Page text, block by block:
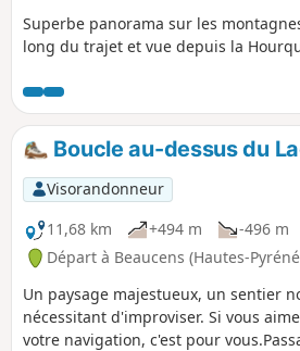
Superbe panorama sur les
long du trajet et vue depuis la
Boucle au-dessus du
Visorandonneur
11,68 km
+494 m -496 m
Départ à Beaucens (Hautes-
Un paysage majestueux, un sentier
nécessitant d'improviser. Si vous
votre navigation, c'est pour